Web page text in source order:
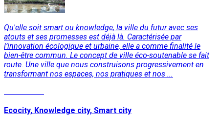
Qu'elle soit smart ou knowledge, la ville du futur avec ses
atouts et ses promesses est déjà là. Caractérisée par
l’innovation écologique et urbaine, elle a comme finalité le
bien-être commun. Le concept de ville éco-soutenable se fait
route. Une ville que nous construisons progressivement en
transformant nos espaces, nos pratiques et nos ...
Ecocity, Knowledge city, Smart city